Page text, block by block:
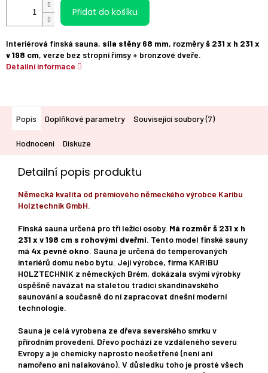
Přidat do košíku
Interiérová finská sauna, síla stěny 68 mm, rozměryš 231 x h 231 x
v 198 cm, verze bez stropní římsy + bronzové dveře.
Detailní informace
Popis Doplňkové parametry Související soubory (7)
Hodnocení Diskuze
Detailní popis produktu
Německá kvalita od prémiového německého výrobce Karibu
Holztechnik GmbH.
Finská sauna určená pro tři ležící osoby. Má rozměr š 231 x h
231 x v 198 cm s rohovými dveřmi. Tento model finské sauny
má 4x pevné okno. Sauna je určená do temperovaných
interiérů domu nebo bytu. Její výrobce, firma KARIBU
HOLZTECHNIK z německých Brém, dokázala svými výrobky
úspěšně navázat na staletou tradici skandinávského
saunování a současně do ní zapracovat dnešní moderní
technologie.
Sauna je celá vyrobena ze dřeva severského smrku v
přírodním provedení. Dřevo pochází ze vzdáleného severu
Evropy a je chemicky naprosto neošetřené (není ani
namořeno ani nalakováno). V důsledku toho je prosté všech